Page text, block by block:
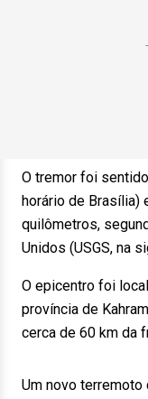
O tremor foi
horário de Brasília)
quilômetros,
Unidos (USGS, na
O epicentro foi
província de
cerca de 60 km da
Um novo terremoto